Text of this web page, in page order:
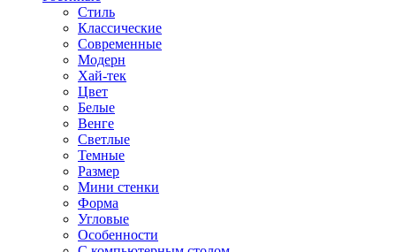
Стиль
Классические
Современные
Модерн
Хай-тек
Цвет
Белые
Венге
Светлые
Темные
Размер
Мини стенки
Форма
Угловые
Особенности